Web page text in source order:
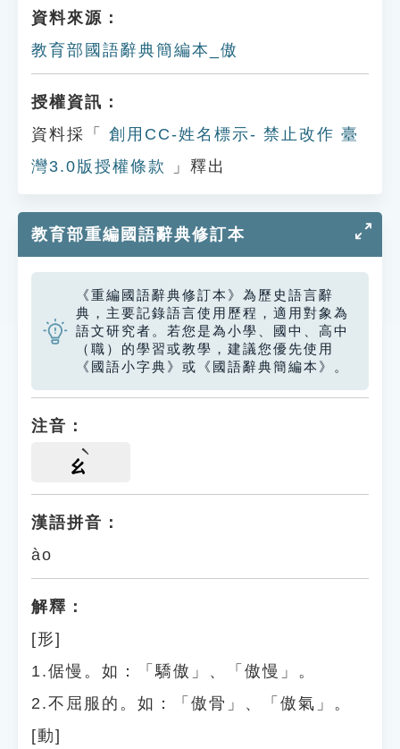
資料來源：
教育部國語辭典簡編本_傲
授權資訊：
資料採「
創用CC-姓名標示- 禁止改作 臺
灣3.0版授權條款
」釋出
教育部重編國語辭典修訂本
《重編國語辭典修訂本》為歷史語言辭
典，主要記錄語言使用歷程，適用對象為
語文研究者。若您是為小學、國中、高中
（職）的學習或教學，建議您優先使用
《國語小字典》或《國語辭典簡編本》。
注音：
ㄠ
漢語拼音：
ào
解釋：
[形]
1.倨慢。如：「驕傲」、「傲慢」。
2.不屈服的。如：「傲骨」、「傲氣」。
[動]